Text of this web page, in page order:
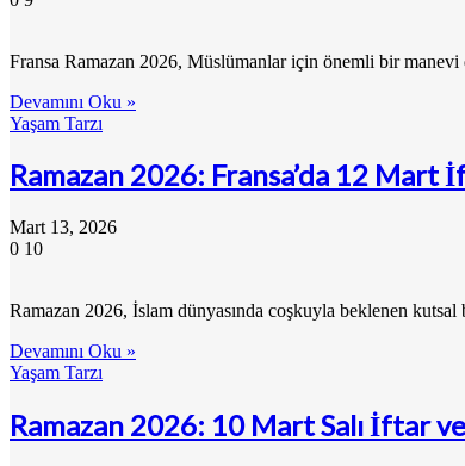
Fransa Ramazan 2026, Müslümanlar için önemli bir
Devamını Oku »
Yaşam Tarzı
Ramazan 2026: Fransa’da 12 Mart
Mart 13, 2026
0 10
Ramazan 2026, İslam dünyasında coşkuyla beklenen
Devamını Oku »
Yaşam Tarzı
Ramazan 2026: 10 Mart Salı İftar